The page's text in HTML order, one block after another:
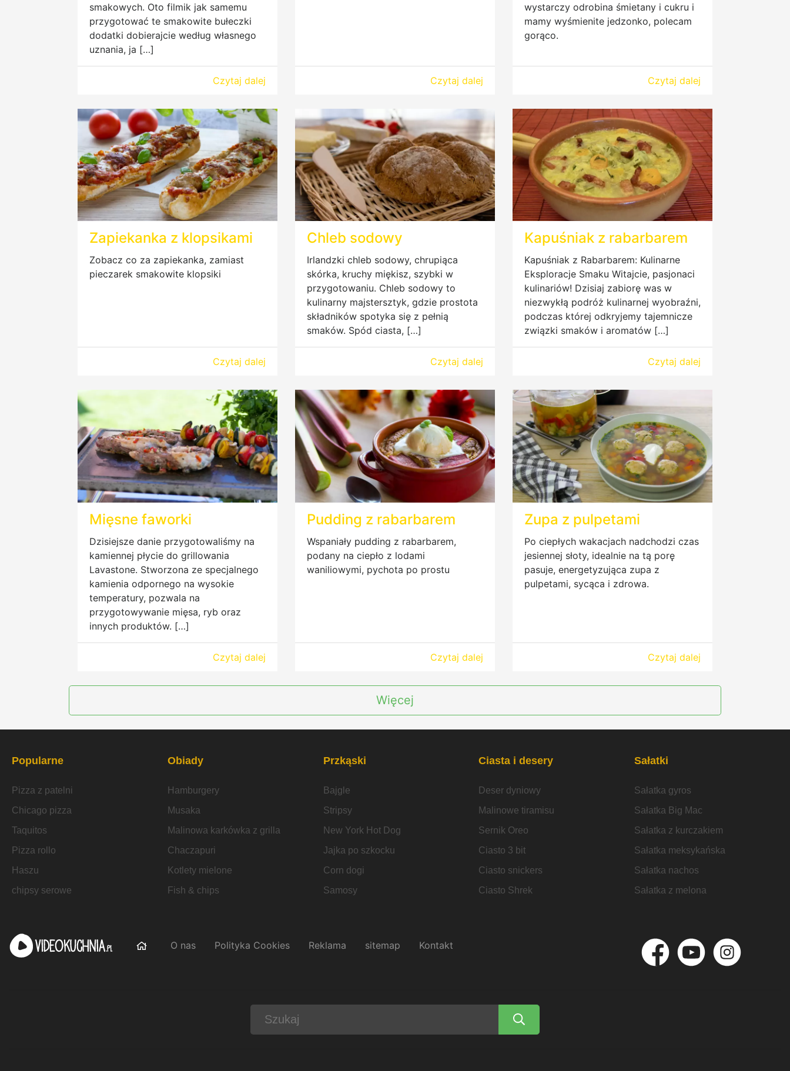
smakowych. Oto filmik jak samemu
przygotować te smakowite bułeczki
dodatki dobierajcie według własnego
uznania, ja […]
Czytaj dalej Czytaj dalej
wystarczy odrobina śmietany i cukru i
mamy wyśmienite jedzonko, polecam
gorąco.
Czytaj dalej
Zapiekanka z klopsikami
Zobacz co za zapiekanka, zamiast
pieczarek smakowite klopsiki
Czytaj dalej
Chleb sodowy
Irlandzki chleb sodowy, chrupiąca
skórka, kruchy miękisz, szybki w
przygotowaniu. Chleb sodowy to
kulinarny majstersztyk, gdzie prostota
składników spotyka się z pełnią
smaków. Spód ciasta, […]
Czytaj dalej
Kapuśniak z rabarbarem
Kapuśniak z Rabarbarem: Kulinarne
Eksploracje Smaku Witajcie, pasjonaci
kulinariów! Dzisiaj zabiorę was w
niezwykłą podróż kulinarnej wyobraźni,
podczas której odkryjemy tajemnicze
związki smaków i aromatów […]
Czytaj dalej
Mięsne faworki
Dzisiejsze danie przygotowaliśmy na
kamiennej płycie do grillowania
Lavastone. Stworzona ze specjalnego
kamienia odpornego na wysokie
temperatury, pozwala na
przygotowywanie mięsa, ryb oraz
innych produktów. […]
Czytaj dalej
Pudding z rabarbarem
Wspaniały pudding z rabarbarem,
podany na ciepło z lodami
waniliowymi, pychota po prostu
Czytaj dalej
Zupa z pulpetami
Po ciepłych wakacjach nadchodzi czas
jesiennej słoty, idealnie na tą porę
pasuje, energetyzująca zupa z
pulpetami, sycąca i zdrowa.
Czytaj dalej
Więcej
Popularne
Pizza z patelni
Chicago pizza
Taquitos
Pizza rollo
Haszu
chipsy serowe
Obiady
Hamburgery
Musaka
Malinowa karkówka z grilla
Chaczapuri
Kotlety mielone
Fish & chips
Przkąski
Bajgle
Stripsy
New York Hot Dog
Jajka po szkocku
Corn dogi
Samosy
Ciasta i desery
Deser dyniowy
Malinowe tiramisu
Sernik Oreo
Ciasto 3 bit
Ciasto snickers
Ciasto Shrek
Sałatki
Sałatka gyros
Sałatka Big Mac
Sałatka z kurczakiem
Sałatka meksykańska
Sałatka nachos
Sałatka z melona
O nas Polityka Cookies Reklama sitemap Kontakt